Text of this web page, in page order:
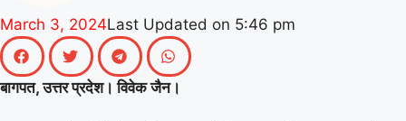
March 3, 2024Last Updated on 5:46 pm
बागपत, उत्तर प्रदेश। विवेक जैन।